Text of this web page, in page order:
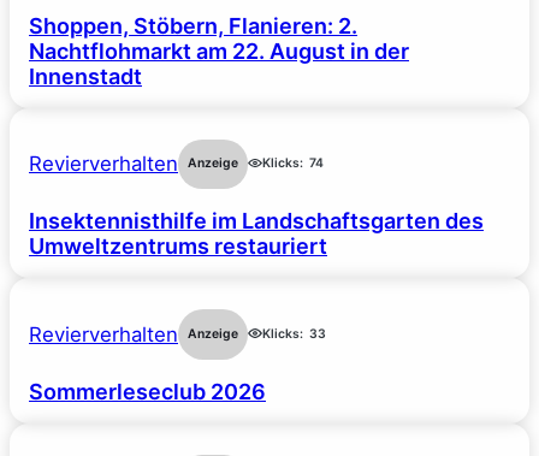
Shoppen, Stöbern, Flanieren: 2.
Nachtflohmarkt am 22. August in der
Innenstadt
Revierverhalten Anzeige Klicks: 74
Insektennisthilfe im Landschaftsgarten des
Umweltzentrums restauriert
Revierverhalten Anzeige Klicks: 33
Sommerleseclub 2026